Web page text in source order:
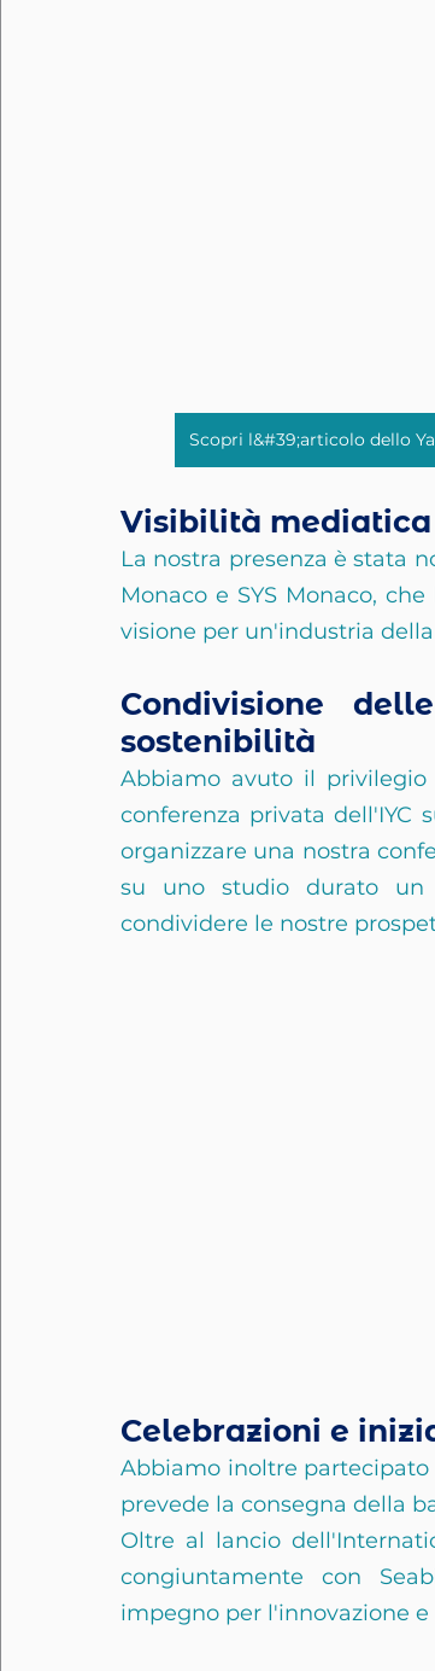
Scopri l&#39;articolo dello
Visibilità mediatica
La nostra presenza è stata
Monaco e SYS Monaco,
visione per un'industria
Condivisione
sostenibilità
Abbiamo avuto il
conferenza privata dell'IYC
organizzare una nostra
su uno studio durato un
condividere le nostre
Celebrazioni e
Abbiamo inoltre
prevede la consegna della
Oltre al lancio
congiuntamente con
impegno per l'innovazione